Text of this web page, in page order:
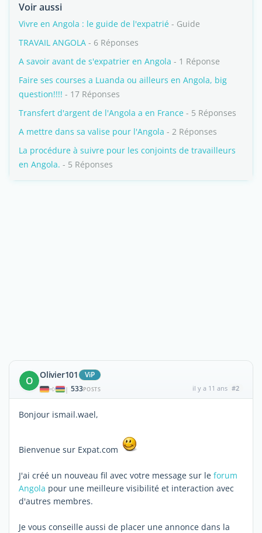
Voir aussi
Vivre en Angola : le guide de l'expatrié - Guide
TRAVAIL ANGOLA - 6 Réponses
A savoir avant de s'expatrier en Angola - 1 Réponse
Faire ses courses a Luanda ou ailleurs en Angola, big
question!!!! - 17 Réponses
Transfert d'argent de l'Angola a en France - 5 Réponses
A mettre dans sa valise pour l'Angola - 2 Réponses
La procédure à suivre pour les conjoints de travailleurs
en Angola. - 5 Réponses
O Olivier101 ViP
| 533POSTS il y a 11 ans #2
Bonjour ismail.wael,
Bienvenue sur Expat.com
J'ai créé un nouveau fil avec votre message sur le forum
Angola pour une meilleure visibilité et interaction avec
d'autres membres.
Je vous conseille aussi de placer une annonce dans la